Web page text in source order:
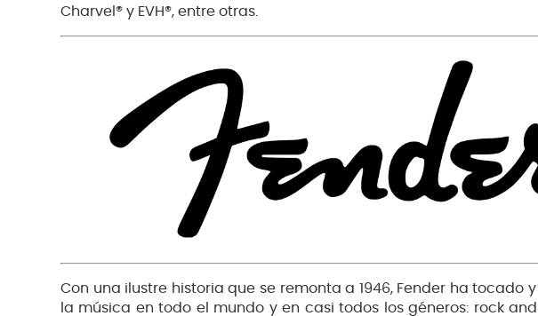
Charvel® y EVH®, entre otras.
Con una ilustre historia que se remonta a 1946, Fender ha tocado
la música en todo el mundo y en casi todos los géneros: rock